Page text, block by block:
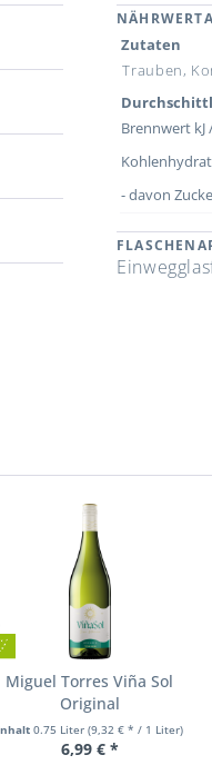
Zutaten
Trauben,
Brennwert kJ
- davon
Miguel Torres Viña Sol
Original
0.75 Liter (9,32 € * / 1 Liter)
6,99 € *